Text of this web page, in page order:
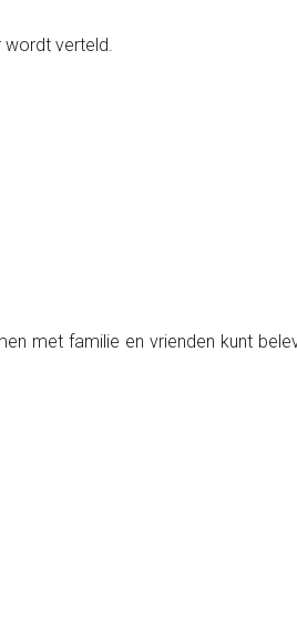
wordt verteld.
met familie en vrienden kunt